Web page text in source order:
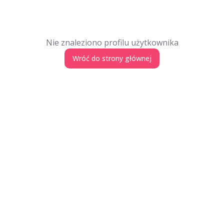
Nie znaleziono profilu użytkownika
Wróć do strony głównej